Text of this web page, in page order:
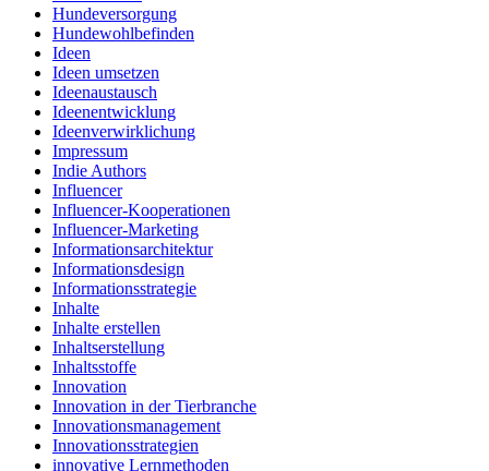
Hundeversorgung
Hundewohlbefinden
Ideen
Ideen umsetzen
Ideenaustausch
Ideenentwicklung
Ideenverwirklichung
Impressum
Indie Authors
Influencer
Influencer-Kooperationen
Influencer-Marketing
Informationsarchitektur
Informationsdesign
Informationsstrategie
Inhalte
Inhalte erstellen
Inhaltserstellung
Inhaltsstoffe
Innovation
Innovation in der Tierbranche
Innovationsmanagement
Innovationsstrategien
innovative Lernmethoden